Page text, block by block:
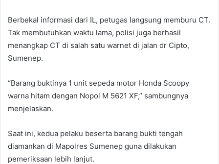
Berbekal informasi dari IL, petugas langsung memburu CT.
Tak membutuhkan waktu lama, polisi juga berhasil
menangkap CT di salah satu warnet di jalan dr Cipto,
Sumenep.
“Barang buktinya 1 unit sepeda motor Honda Scoopy
warna hitam dengan Nopol M 5621 XF,” sambungnya
menjelaskan.
Saat ini, kedua pelaku beserta barang bukti tengah
diamankan di Mapolres Sumenep guna dilakukan
pemeriksaan lebih lanjut.